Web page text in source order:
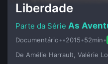
Liberdade
As
Documentário••2015•52min•
De Amélie Harrault, Valérie